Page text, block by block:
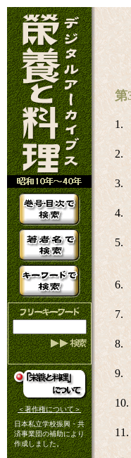
＜著作権について＞
日本私立学校振興・共
済事業団の補助により
作成しました。
第
1.
2.
3.
4.
5.
6.
7.
8.
9.